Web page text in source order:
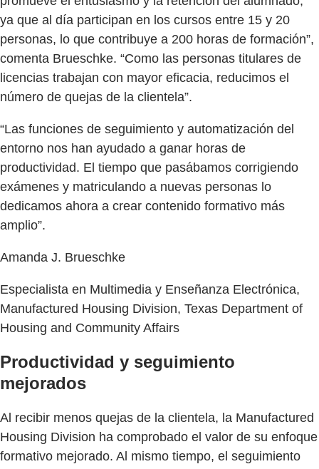
ya que al día participan en los cursos entre 15 y 20
personas, lo que contribuye a 200 horas de formación”,
comenta Brueschke. “Como las personas titulares de
licencias trabajan con mayor eficacia, reducimos el
número de quejas de la clientela”.
“Las funciones de seguimiento y automatización del
entorno nos han ayudado a ganar horas de
productividad. El tiempo que pasábamos corrigiendo
exámenes y matriculando a nuevas personas lo
dedicamos ahora a crear contenido formativo más
amplio”.
Amanda J. Brueschke
Especialista en Multimedia y Enseñanza Electrónica,
Manufactured Housing Division, Texas Department of
Housing and Community Affairs
Productividad y seguimiento
mejorados
Al recibir menos quejas de la clientela, la Manufactured
Housing Division ha comprobado el valor de su enfoque
formativo mejorado. Al mismo tiempo, el seguimiento